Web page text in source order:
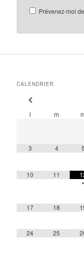
Prévenez-moi
CALENDRIER
l
m
3 4 5
10 11
•
17 18
24 25